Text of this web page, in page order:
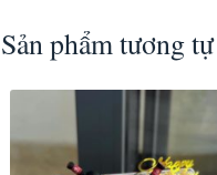
Sản phẩm tương tự